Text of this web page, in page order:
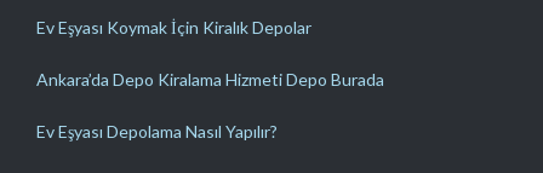
Ev Eşyası Koymak İçin Kiralık Depolar
Ankara’da Depo Kiralama Hizmeti Depo Burada
Ev Eşyası Depolama Nasıl Yapılır?